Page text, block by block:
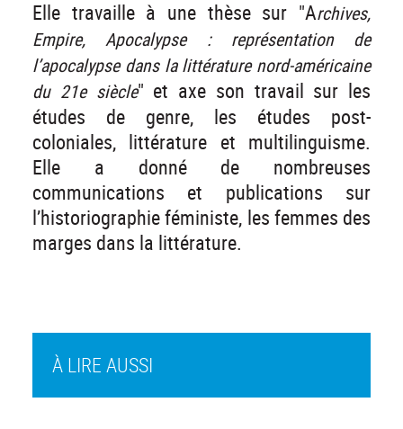
À LIRE AUSSI
Elle travaille à une thèse sur "Archives,
Empire, Apocalypse : représentation de
l’apocalypse dans la littérature nord-américaine
du 21e siècle" et axe son travail sur les
études de genre, les études post-
coloniales, littérature et multilinguisme.
Elle a donné de nombreuses
communications et publications sur
l’historiographie féministe, les femmes des
marges dans la littérature.